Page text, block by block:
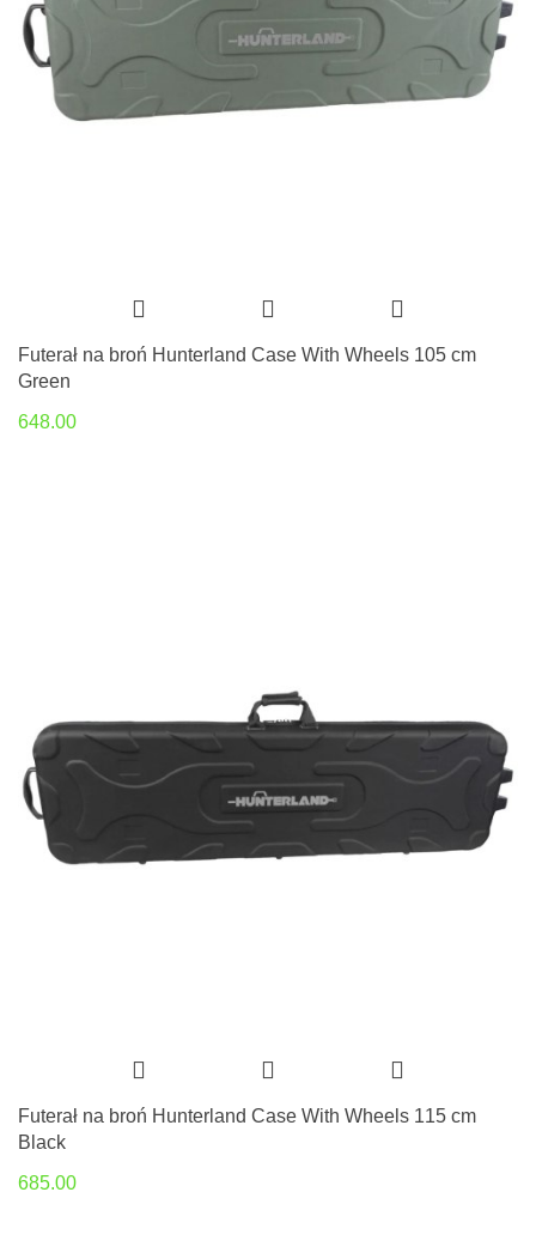
Futerał na broń Hunterland Case With Wheels 105 cm
Green
648.00
Futerał na broń Hunterland Case With Wheels 115 cm
Black
685.00